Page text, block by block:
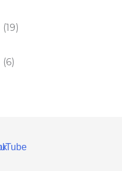
(19)
(6)